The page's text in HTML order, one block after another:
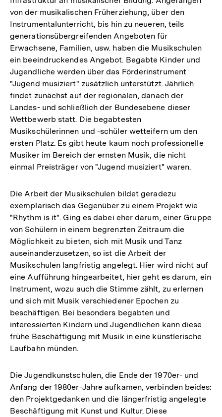
von der musikalischen Früherziehung, über den
Instrumentalunterricht, bis hin zu neueren, teils
generationsübergreifenden Angeboten für
Erwachsene, Familien, usw. haben die Musikschulen
ein beeindruckendes Angebot. Begabte Kinder und
Jugendliche werden über das Förderinstrument
"Jugend musiziert" zusätzlich unterstützt. Jährlich
findet zunächst auf der regionalen, danach der
Landes- und schließlich der Bundesebene dieser
Wettbewerb statt. Die begabtesten
Musikschülerinnen und -schüler wetteifern um den
ersten Platz. Es gibt heute kaum noch professionelle
Musiker im Bereich der ernsten Musik, die nicht
einmal Preisträger von "Jugend musiziert" waren.
Die Arbeit der Musikschulen bildet geradezu
exemplarisch das Gegenüber zu einem Projekt wie
"Rhythm is it". Ging es dabei eher darum, einer Gruppe
von Schülern in einem begrenzten Zeitraum die
Möglichkeit zu bieten, sich mit Musik und Tanz
auseinanderzusetzen, so ist die Arbeit der
Musikschulen langfristig angelegt. Hier wird nicht auf
eine Aufführung hingearbeitet, hier geht es darum, ein
Instrument, wozu auch die Stimme zählt, zu erlernen
und sich mit Musik verschiedener Epochen zu
beschäftigen. Bei besonders begabten und
interessierten Kindern und Jugendlichen kann diese
frühe Beschäftigung mit Musik in eine künstlerische
Laufbahn münden.
Die Jugendkunstschulen, die Ende der 1970er- und
Anfang der 1980er-Jahre aufkamen, verbinden beides:
den Projektgedanken und die längerfristig angelegte
Beschäftigung mit Kunst und Kultur. Diese